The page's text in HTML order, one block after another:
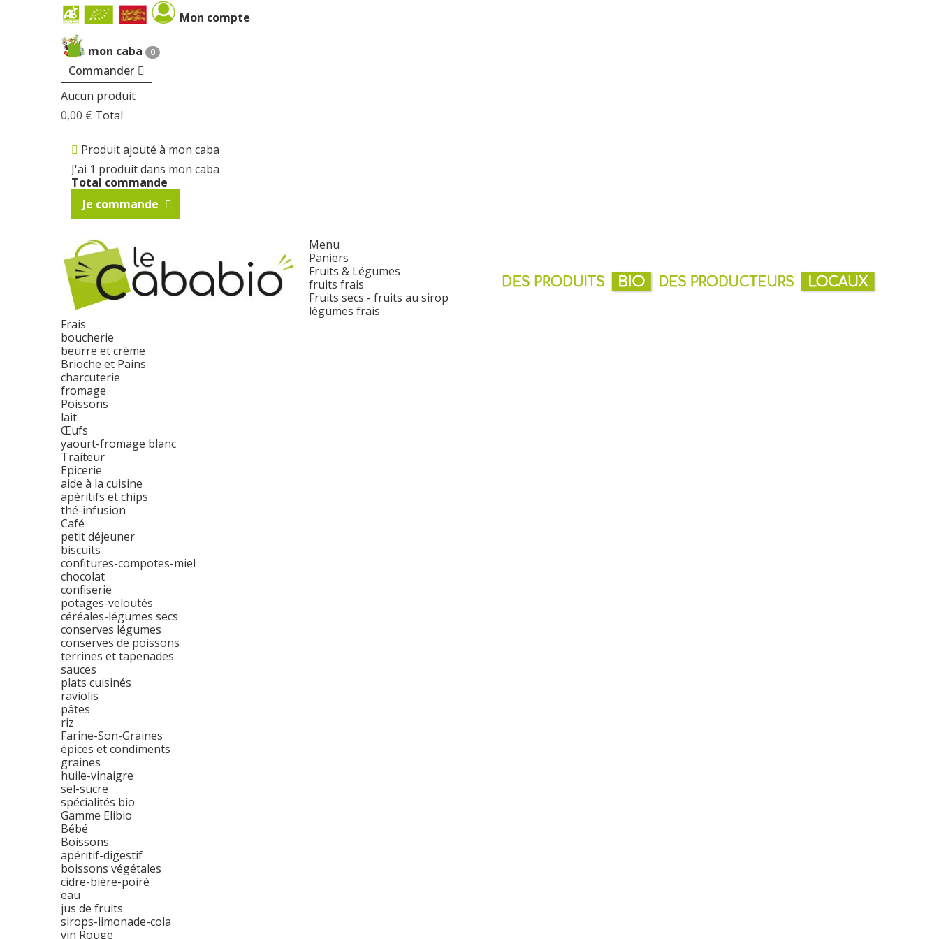
Mon compte
mon caba 0
Commander
Aucun produit
0,00 € Total
Produit ajouté à mon caba
J'ai 1 produit dans mon caba
Total commande
Je commande
Menu
Paniers
Fruits & Légumes
fruits frais
Fruits secs - fruits au sirop
légumes frais
Frais
boucherie
beurre et crème
Brioche et Pains
charcuterie
fromage
Poissons
lait
Œufs
yaourt-fromage blanc
Traiteur
Epicerie
aide à la cuisine
apéritifs et chips
thé-infusion
Café
petit déjeuner
biscuits
confitures-compotes-miel
chocolat
confiserie
potages-veloutés
céréales-légumes secs
conserves légumes
conserves de poissons
terrines et tapenades
sauces
plats cuisinés
raviolis
pâtes
riz
Farine-Son-Graines
épices et condiments
graines
huile-vinaigre
sel-sucre
spécialités bio
Gamme Elibio
Bébé
Boissons
apéritif-digestif
boissons végétales
cidre-bière-poiré
eau
jus de fruits
sirops-limonade-cola
vin Rouge
Cookies management panel